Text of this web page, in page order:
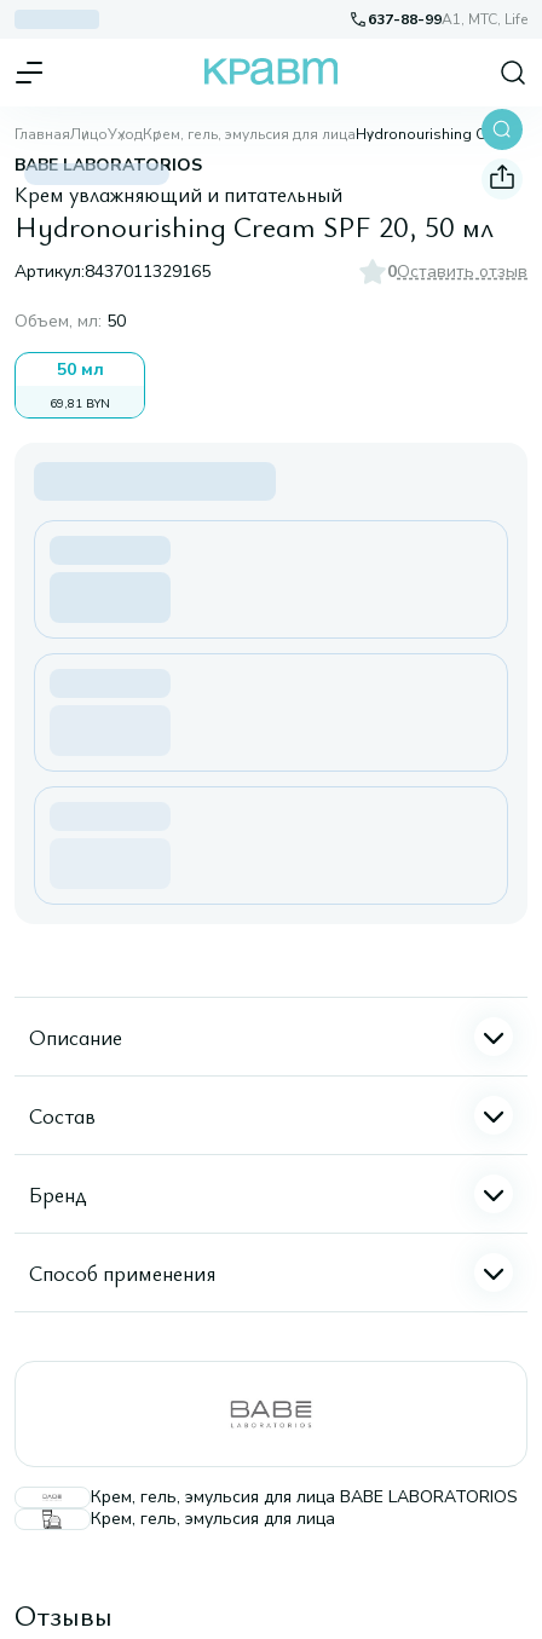
637-88-99A1, МТС, Life
ГлавнаяЛицоУходКрем, гель, эмульсия для лица Hydronourishing Cream SPF 20, 50 мл
BABE LABORATORIOS
Крем увлажняющий и питательный
Hydronourishing Cream SPF 20, 50 мл
Артикул:8437011329165 0Оставить отзыв
Объем, мл: 50
50 мл
69,81 BYN
Описание
Состав
Бренд
Способ применения
Крем, гель, эмульсия для лица BABE LABORATORIOS
Крем, гель, эмульсия для лица
Отзывы